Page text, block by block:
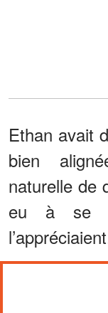
Ethan avait
bien
naturelle de
eu à se